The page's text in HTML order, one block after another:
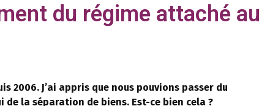
du régime attaché
2006. J’ai appris que nous pouvions passer du
la séparation de biens. Est-ce bien cela ?